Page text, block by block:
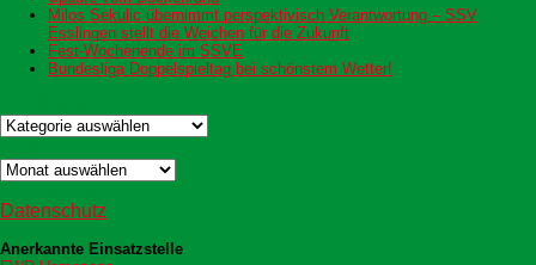
Milos Sekulic übernimmt perspektivisch Verantwortung – SSV
Esslingen stellt die Weichen für die Zukunft
Fest-Wochenende im SSVE
Bundesliga Doppelspieltag bei schönstem Wetter!
Kategorien
Archiv
Datenschutz
Anerkannte Einsatzstelle